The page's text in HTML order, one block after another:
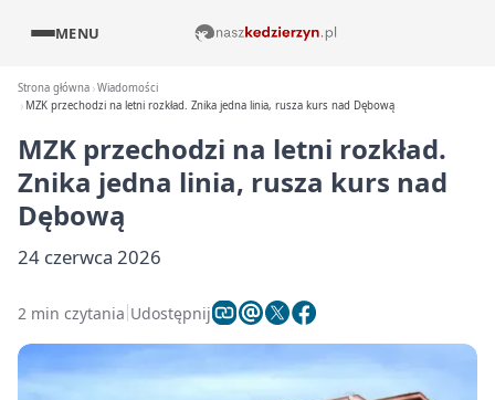
MENU
Strona główna Wiadomości
MZK przechodzi na letni rozkład. Znika jedna linia, rusza kurs nad Dębową
MZK przechodzi na letni rozkład.
Znika jedna linia, rusza kurs nad
Dębową
24 czerwca 2026
2 min czytania Udostępnij